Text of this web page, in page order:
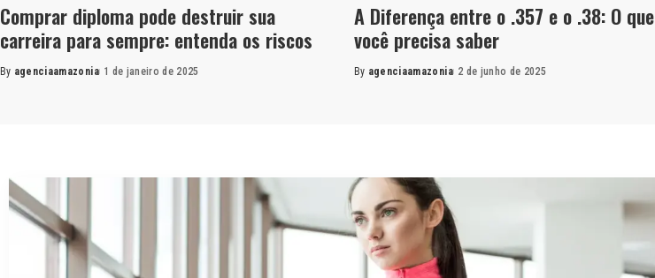
Comprar diploma pode destruir sua
carreira para sempre: entenda os riscos
By agenciaamazonia 1 de janeiro de 2025
A Diferença entre o .357 e o .38: O que
você precisa saber
By agenciaamazonia 2 de junho de 2025